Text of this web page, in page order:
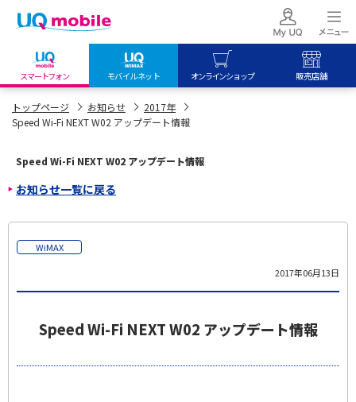
スマートフォン モバイルネット オンラインショップ 販売店舗
my UQ WiMAX
UQ WiMAX ご契約の方
My UQ mobile
データチャージサイト
UQ mobile
オンラインショップ
UQ WiMAX
UQ mobile
販売店舗
UQ WiMAX
トップページ お知らせ
2017年
Speed Wi-Fi NEXT W02 アップデート情報
Speed Wi-Fi NEXT W02 アップデート情報
お知らせ一覧に戻る
WiMAX
2017年06月13日
Speed Wi-Fi NEXT W02 アップデート情報